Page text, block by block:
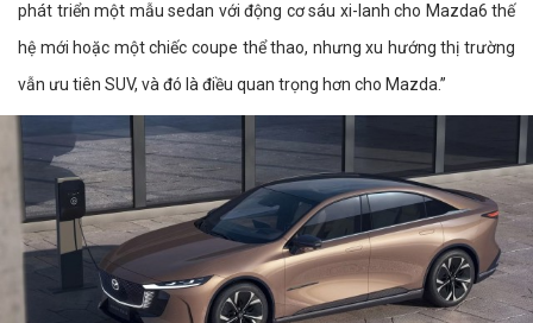
phát triển một mẫu sedan với động cơ sáu xi-lanh cho Mazda6 thế
hệ mới hoặc một chiếc coupe thể thao, nhưng xu hướng thị trường
vẫn ưu tiên SUV, và đó là điều quan trọng hơn cho Mazda.”